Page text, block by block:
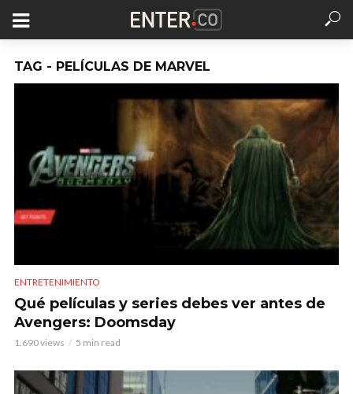
TAG - PELÍCULAS DE MARVEL
ENTRETENIMIENTO
Qué películas y series debes ver antes de
Avengers: Doomsday
1.690 views 5 min read